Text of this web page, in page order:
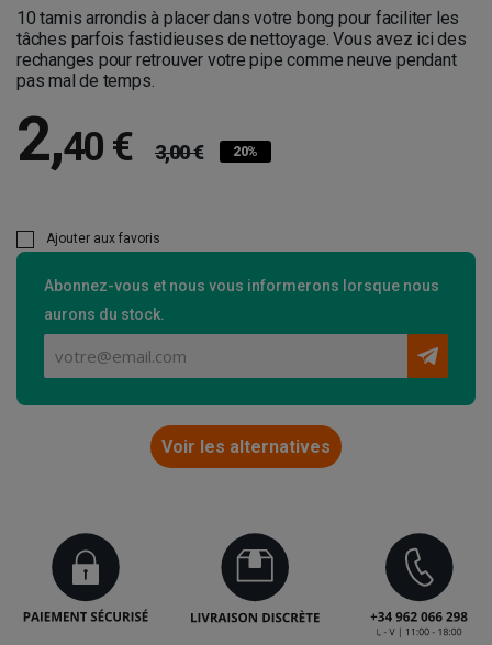
10 tamis arrondis à placer dans votre bong pour faciliter les
tâches parfois fastidieuses de nettoyage. Vous avez ici des
rechanges pour retrouver votre pipe comme neuve pendant
pas mal de temps.
2,40 € 3,00 € 20%
Ajouter aux favoris
Abonnez-vous et nous vous informerons lorsque nous
aurons du stock.
Voir les alternatives